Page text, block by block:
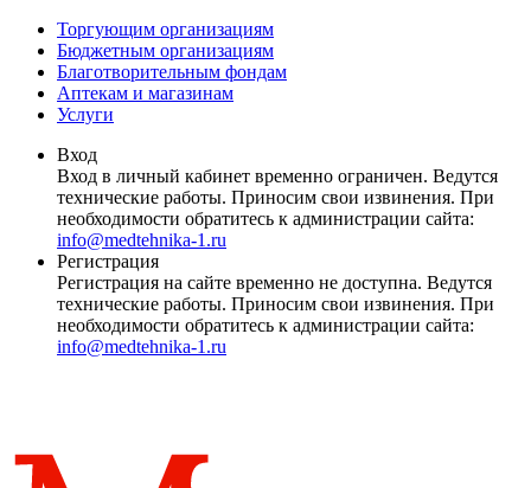
Торгующим организациям
Бюджетным организациям
Благотворительным фондам
Аптекам и магазинам
Услуги
Вход
Вход в личный кабинет временно ограничен. Ведутся
технические работы. Приносим свои извинения. При
необходимости обратитесь к администрации сайта:
info@medtehnika-1.ru
Регистрация
Регистрация на сайте временно не доступна. Ведутся
технические работы. Приносим свои извинения. При
необходимости обратитесь к администрации сайта:
info@medtehnika-1.ru